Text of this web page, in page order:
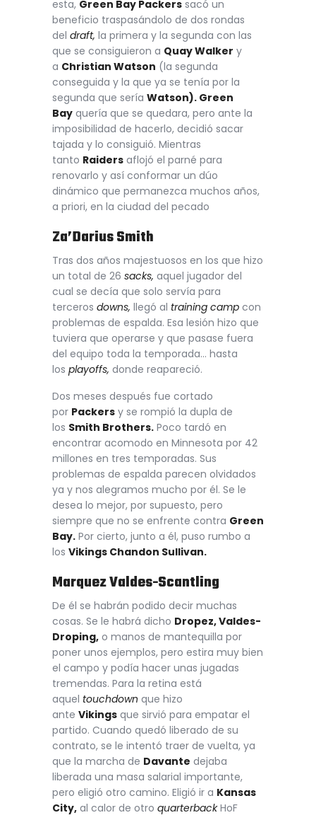
esta, Green Bay Packers sacó un
beneficio traspasándolo de dos rondas
del draft, la primera y la segunda con las
que se consiguieron a Quay Walker y
a Christian Watson (la segunda
conseguida y la que ya se tenía por la
segunda que sería Watson). Green
Bay quería que se quedara, pero ante la
imposibilidad de hacerlo, decidió sacar
tajada y lo consiguió. Mientras
tanto Raiders aflojó el parné para
renovarlo y así conformar un dúo
dinámico que permanezca muchos años,
a priori, en la ciudad del pecado
Za’Darius Smith
Tras dos años majestuosos en los que hizo
un total de 26 sacks, aquel jugador del
cual se decía que solo servía para
terceros downs, llegó al training camp con
problemas de espalda. Esa lesión hizo que
tuviera que operarse y que pasase fuera
del equipo toda la temporada… hasta
los playoffs, donde reapareció.
Dos meses después fue cortado
por Packers y se rompió la dupla de
los Smith Brothers. Poco tardó en
encontrar acomodo en Minnesota por 42
millones en tres temporadas. Sus
problemas de espalda parecen olvidados
ya y nos alegramos mucho por él. Se le
desea lo mejor, por supuesto, pero
siempre que no se enfrente contra Green
Bay. Por cierto, junto a él, puso rumbo a
los Vikings Chandon Sullivan.
Marquez Valdes-Scantling
De él se habrán podido decir muchas
cosas. Se le habrá dicho Dropez, Valdes-
Droping, o manos de mantequilla por
poner unos ejemplos, pero estira muy bien
el campo y podía hacer unas jugadas
tremendas. Para la retina está
aquel touchdown que hizo
ante Vikings que sirvió para empatar el
partido. Cuando quedó liberado de su
contrato, se le intentó traer de vuelta, ya
que la marcha de Davante dejaba
liberada una masa salarial importante,
pero eligió otro camino. Eligió ir a Kansas
City, al calor de otro quarterbackHoF